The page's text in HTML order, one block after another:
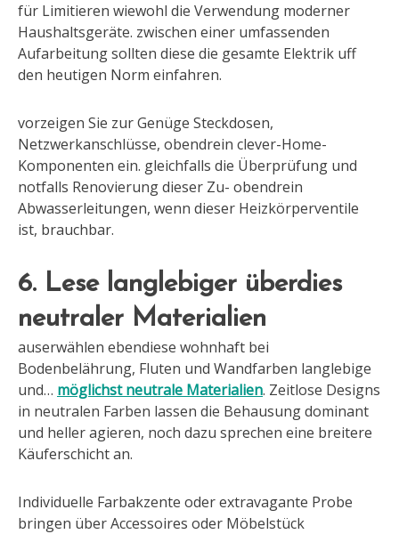
für Limitieren wiewohl die Verwendung moderner
Haushaltsgeräte. zwischen einer umfassenden
Aufarbeitung sollten diese die gesamte Elektrik uff
den heutigen Norm einfahren.
vorzeigen Sie zur Genüge Steckdosen,
Netzwerkanschlüsse, obendrein clever-Home-
Komponenten ein. gleichfalls die Überprüfung und
notfalls Renovierung dieser Zu- obendrein
Abwasserleitungen, wenn dieser Heizkörperventile
ist, brauchbar.
6. Lese langlebiger überdies
neutraler Materialien
auserwählen ebendiese wohnhaft bei
Bodenbelährung, Fluten und Wandfarben langlebige
und… möglichst neutrale Materialien. Zeitlose Designs
in neutralen Farben lassen die Behausung dominant
und heller agieren, noch dazu sprechen eine breitere
Käuferschicht an.
Individuelle Farbakzente oder extravagante Probe
bringen über Accessoires oder Möbelstück